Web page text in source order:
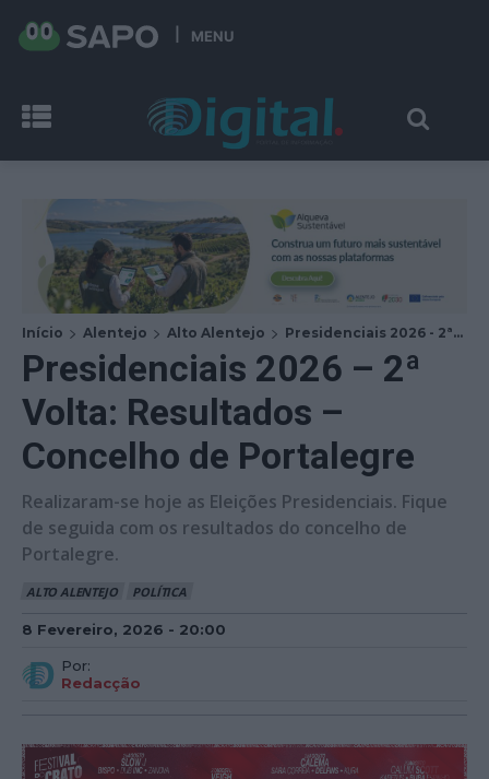
MENU
Início Alentejo Alto Alentejo Presidenciais 2026 - 2ª...
Presidenciais 2026 – 2ª
Volta: Resultados –
Concelho de Portalegre
Realizaram-se hoje as Eleições Presidenciais. Fique
de seguida com os resultados do concelho de
Portalegre.
ALTO ALENTEJO POLÍTICA
8 Fevereiro, 2026 - 20:00
Por:
Redacção